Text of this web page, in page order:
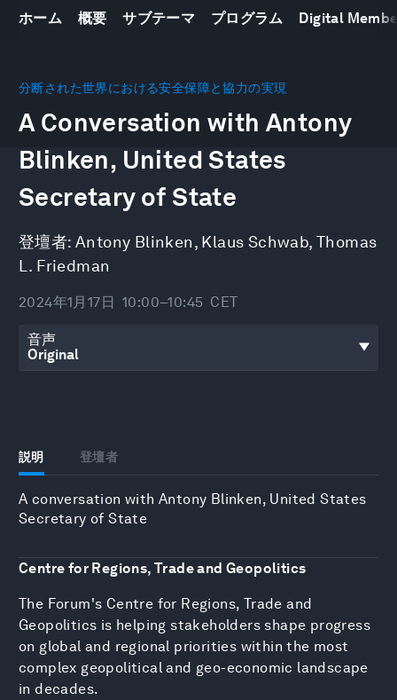
ホーム 概要 サブテーマ プログラム Digital
分断された世界における安全保障と協力の実現
A Conversation with Antony
Blinken, United States
Secretary of State
登壇者: Antony Blinken, Klaus Schwab,Thomas
L. Friedman
2024年1月17日 10:00–10:45 CET
音声
説明 登壇者
A conversation with Antony Blinken, United States
Secretary of State
Centre for Regions, Trade and Geopolitics
The Forum's Centre for Regions, Trade and
Geopolitics is helping stakeholders shape progress
on global and regional priorities within the most
complex geopolitical and geo-economic landscape
in decades.
seconds
44
minutes,
seconds